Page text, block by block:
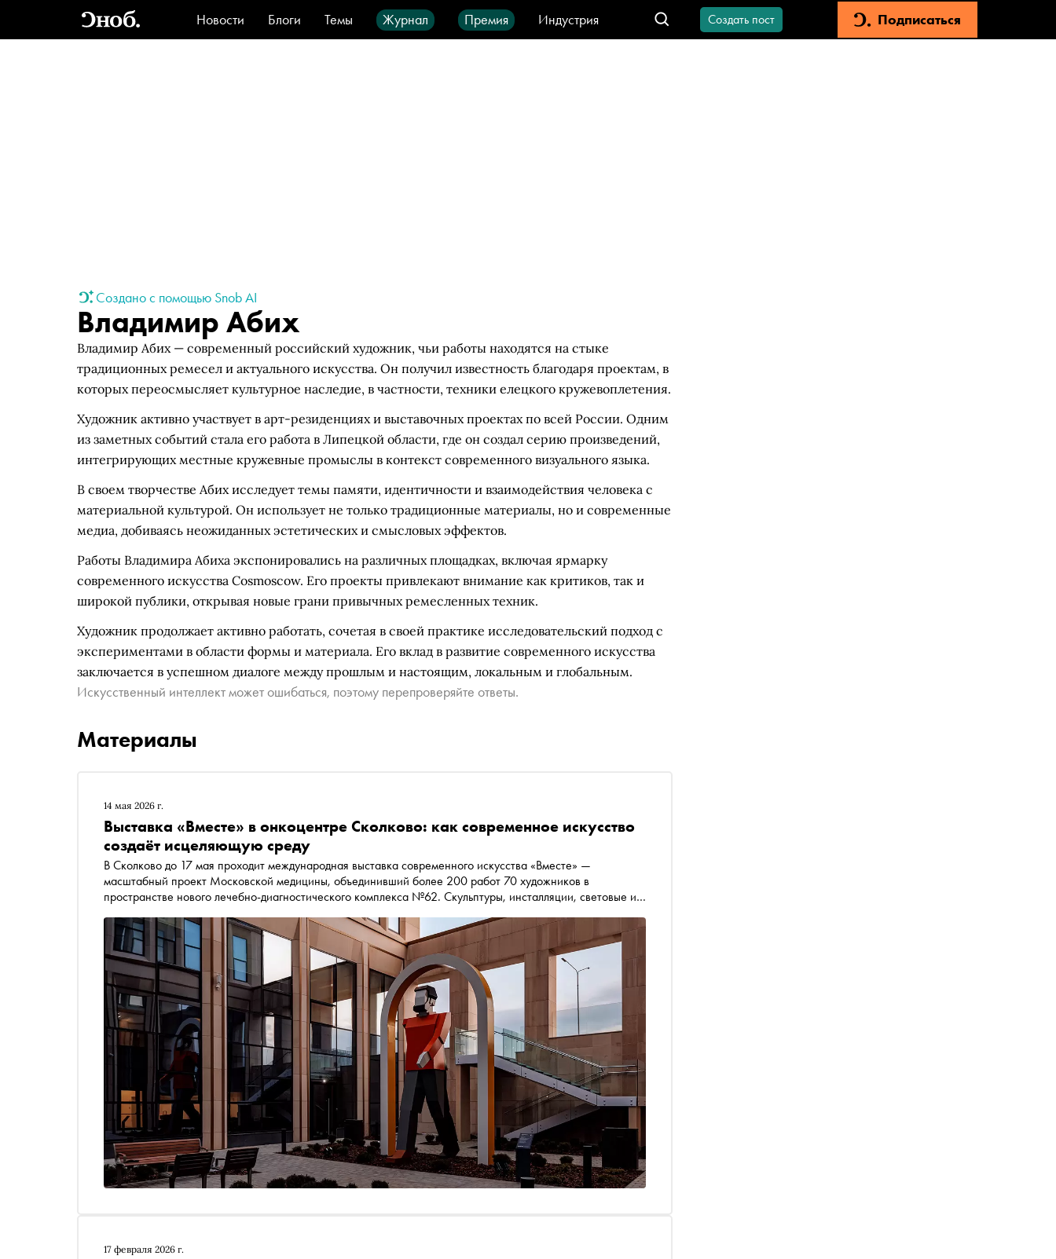
Новости Блоги Темы Журнал Премия
Индустрия
Стиль
Видео Город IT-продукты
Создать пост Подписаться
Создано с помощью Snob AI
Владимир Абих
Владимир Абих — современный российский художник, чьи работы находятся на стыке
традиционных ремесел и актуального искусства. Он получил известность благодаря проектам, в
которых переосмысляет культурное наследие, в частности, техники елецкого кружевоплетения.
Художник активно участвует в арт-резиденциях и выставочных проектах по всей России. Одним
из заметных событий стала его работа в Липецкой области, где он создал серию произведений,
интегрирующих местные кружевные промыслы в контекст современного визуального языка.
В своем творчестве Абих исследует темы памяти, идентичности и взаимодействия человека с
материальной культурой. Он использует не только традиционные материалы, но и современные
медиа, добиваясь неожиданных эстетических и смысловых эффектов.
Работы Владимира Абиха экспонировались на различных площадках, включая ярмарку
современного искусства Cosmoscow. Его проекты привлекают внимание как критиков, так и
широкой публики, открывая новые грани привычных ремесленных техник.
Художник продолжает активно работать, сочетая в своей практике исследовательский подход с
экспериментами в области формы и материала. Его вклад в развитие современного искусства
заключается в успешном диалоге между прошлым и настоящим, локальным и глобальным.
Искусственный интеллект может ошибаться, поэтому перепроверяйте ответы.
Материалы
14 мая 2026 г.
Выставка «Вместе» в онкоцентре Сколково: как современное искусство
создаёт исцеляющую среду
В Сколково до 17 мая проходит международная выставка современного искусства «Вместе» —
масштабный проект Московской медицины, объединивший более 200 работ 70 художников в
пространстве нового лечебно-диагностического комплекса №62. Скульптуры, инсталляции, световые и
посетителей. «Сноб» рассказывает, на какие работы обратить внимание в первую очередь
17 февраля 2026 г.